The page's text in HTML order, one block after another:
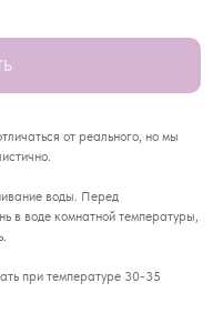
от реального, но мы
воды. Перед
в воде комнатной температуры,
при температуре 30-35